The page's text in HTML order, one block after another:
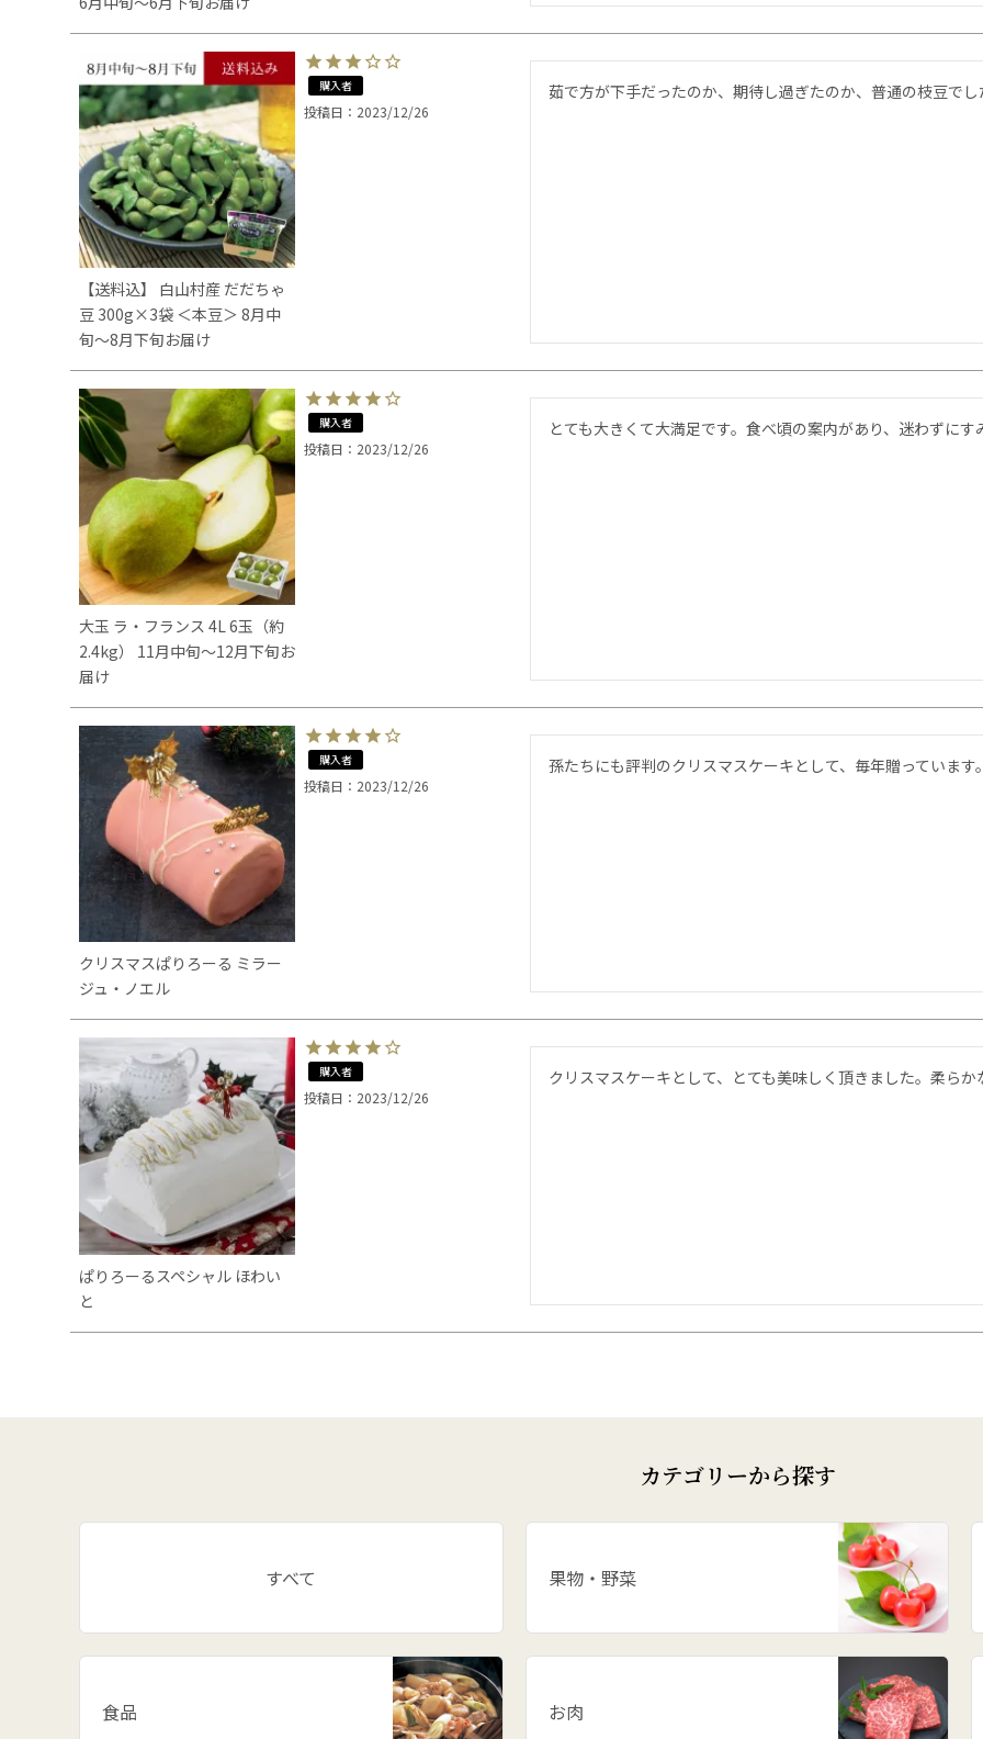
【送料込】 白山村産 だだちゃ
豆 300g×3袋 ＜本豆＞ 8月中
旬～8月下旬お届け
購入者
投稿日 2023/12/26
茹で方が下手だったのか、期待し過ぎたのか、普通の枝豆でし
大玉 ラ・フランス 4L 6玉（約
2.4kg） 11月中旬～12月下旬お
届け
購入者
投稿日 2023/12/26
とても大きくて大満足です。食べ頃の案内があり、迷わずにす
クリスマスぱりろーる ミラー
ジュ・ノエル
購入者
投稿日 2023/12/26
孫たちにも評判のクリスマスケーキとして、毎年贈っています
ぱりろーるスペシャル ほわい
と
購入者
投稿日 2023/12/26
クリスマスケーキとして、とても美味しく頂きました。柔ら
カテゴリーから探す
すべて 果物・野菜
食品 お肉